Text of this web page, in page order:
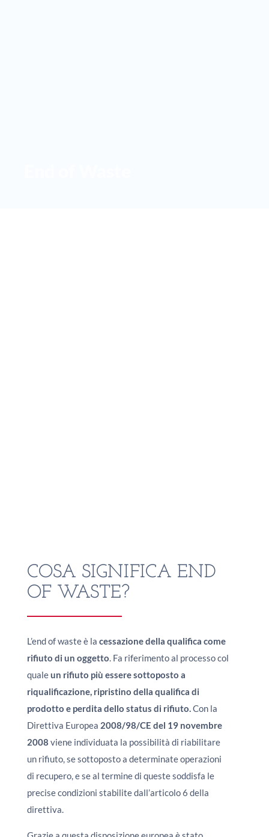
COSA SIGNIFICA END
OF WASTE?
L’end of waste è la cessazione della qualifica come
rifiuto di un oggetto. Fa riferimento al processo col
qualeun rifiuto più essere sottoposto a
riqualificazione, ripristino della qualifica di
prodotto e perdita dello status di rifiuto.Con la
Direttiva Europea 2008/98/CE del 19 novembre
2008 viene individuata la possibilità di riabilitare
un rifiuto, se sottoposto a determinate operazioni
di recupero, e se al termine di queste soddisfa le
precise condizioni stabilite dall’articolo 6 della
direttiva.